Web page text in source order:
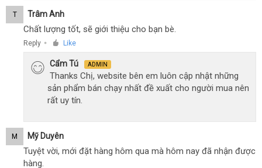
T Trâm Anh
Chất lượng tốt, sẽ giới thiệu cho bạn bè.
Reply ● Like
Cẩm Tú ADMIN
Thanks Chị, website bên em luôn cập nhật những
sản phẩm bán chạy nhất đề xuất cho người mua nên
rất uy tín.
M Mỹ Duyên
Tuyệt vời, mới đặt hàng hôm qua mà hôm nay đã nhận được
hàng.